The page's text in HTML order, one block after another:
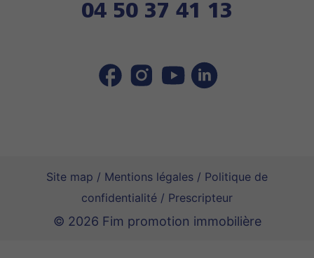
04 50 37 41 13
Site map / Mentions légales / Politique de
confidentialité / Prescripteur
© 2026 Fim promotion immobilière